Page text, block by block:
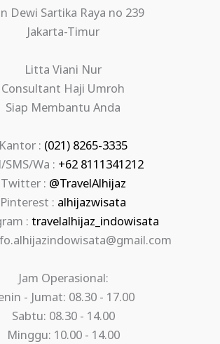
Dewi Sartika Raya no 239
Jakarta-Timur
Litta Viani Nur
Consultant Haji Umroh
Siap Membantu Anda
Kantor : (021) 8265-3335
SMS/Wa : +62 8111341212
Twitter : @TravelAlhijaz
Pinterest : alhijazwisata
: travelalhijaz_indowisata
Jam Operasional:
- Jumat: 08.30 - 17.00
Sabtu: 08.30 - 14.00
Minggu: 10.00 - 14.00